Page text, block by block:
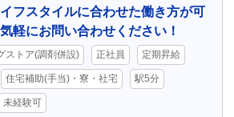
フスタイルに合わせた働き方が可
軽にお問い合わせください！
ストア(調剤併設) 正社員 定期昇給
住宅補助(手当)・寮・社宅 駅5分
未経験可